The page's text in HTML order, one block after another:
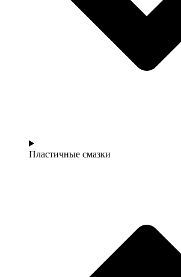
Пластичные смазки